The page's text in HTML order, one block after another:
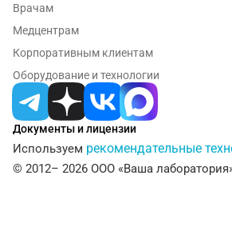
Майкоп
Мурманск
Мытищи
Набережные Челны
Документы и лицензии
Используем рекомендательные
© 2012– 2026 ООО «Ваша
Врачам
Медцентрам
Корпоративным клиентам
Оборудование и технологии